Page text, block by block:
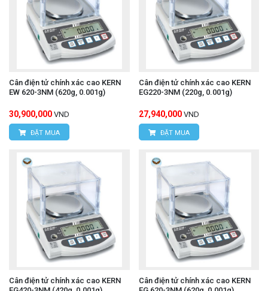
Cân điện tử chính xác cao KERN
EW 620-3NM (620g, 0.001g)
30,900,000 VND
ĐẶT MUA
Cân điện tử chính xác cao KERN
EG220-3NM (220g, 0.001g)
27,940,000 VND
ĐẶT MUA
Cân điện tử chính xác cao KERN
Cân điện tử chính xác cao KERN